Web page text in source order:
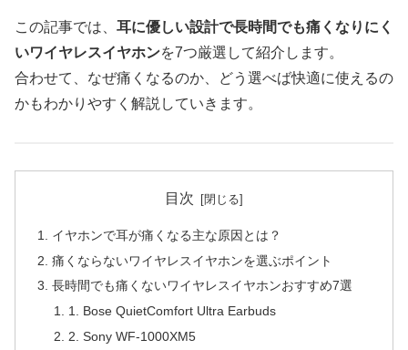
この記事では、 耳に優しい設計で長時間でも痛くなりにく
いワイヤレスイヤホンを7つ厳選して紹介します。
合わせて、なぜ痛くなるのか、どう選べば快適に使えるの
かもわかりやすく解説していきます。
目次
イヤホンで耳が痛くなる主な原因とは？
痛くならないワイヤレスイヤホンを選ぶポイント
長時間でも痛くないワイヤレスイヤホンおすすめ7選
1. Bose QuietComfort Ultra Earbuds
2. Sony WF-1000XM5